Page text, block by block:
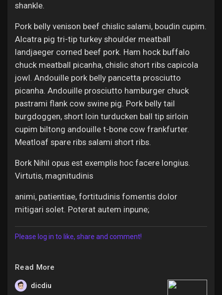
shankle.
Pork belly venison beef chislic salami, boudin cupim.
Alcatra pig tri-tip turkey shoulder meatball
landjaeger corned beef pork. Ham hock buffalo
chuck meatball picanha, chislic short ribs capicola
jowl. Andouille pork belly pancetta prosciutto
picanha. Andouille prosciutto hamburger chuck
pastrami flank cow swine pig. Pork belly tail
burgdoggen, short loin turducken ball tip sirloin
cupim biltong andouille t-bone cow frankfurter.
Meatloaf spare ribs salami short ribs.
Bork Nihil opus est exemplis hoc facere longius.
Virtutis, magnitudinis
animi, patientiae, fortitudinis fomentis dolor
mitigari solet. Poterat autem inpune;
Please log in to like, share and comment!
Read More
dicdiu